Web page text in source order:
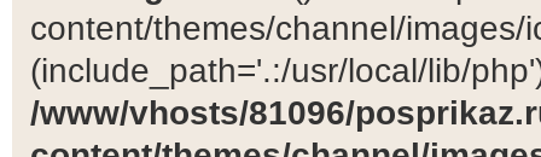
content/themes/channel/images/
(include_path='.:/usr/local/lib/
/www/vhosts/81096/